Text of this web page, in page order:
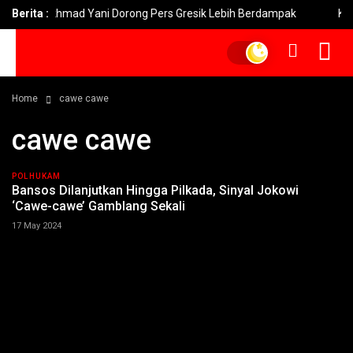
Berita :
Akhmad Yani Dorong Pers Gresik Lebih Berdampak
Home cawe cawe
cawe cawe
POLHUKAM
Bansos Dilanjutkan Hingga Pilkada, Sinyal Jokowi
‘Cawe-cawe’ Gamblang Sekali
17 May 2024